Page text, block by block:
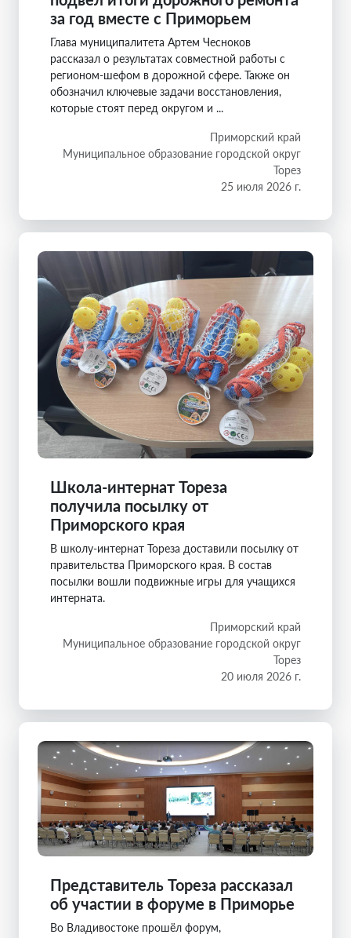
за год вместе с Приморьем
Глава муниципалитета Артем Чесноков
рассказал о результатах совместной работы с
регионом-шефом в дорожной сфере. Также он
обозначил ключевые задачи восстановления,
которые стоят перед округом и ...
Приморский край
Муниципальное образование городской округ
Торез
25 июля 2026 г.
Школа-интернат Тореза
получила посылку от
Приморского края
В школу-интернат Тореза доставили посылку от
правительства Приморского края. В состав
посылки вошли подвижные игры для учащихся
интерната.
Приморский край
Муниципальное образование городской округ
Торез
20 июля 2026 г.
Представитель Тореза рассказал
об участии в форуме в Приморье
Во Владивостоке прошёл форум,